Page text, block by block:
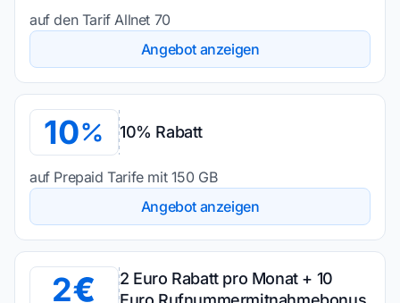
auf den Tarif Allnet 70
Angebot anzeigen
10 10% Rabatt
auf Prepaid Tarife mit 150 GB
Angebot anzeigen
2
2 Euro Rabatt pro Monat + 10